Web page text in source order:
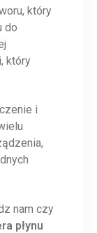
który
do
który
i
nam czy
płynu